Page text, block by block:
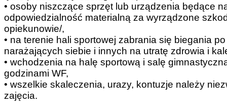
• osoby niszczące sprzęt lub urządzenia będące
odpowiedzialność materialną za wyrządzone
opiekunowie/,
• na terenie hali sportowej zabrania się biegania
narażających siebie i innych na utratę zdrowia i
• wchodzenia na halę sportową i salę
godzinami WF,
• wszelkie skaleczenia, urazy, kontuzje należy
zajęcia.